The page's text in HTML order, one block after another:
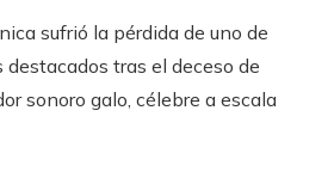
sufrió la pérdida de uno de
destacados tras el deceso de
sonoro galo, célebre a escala